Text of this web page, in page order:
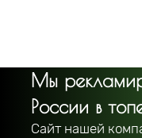
Мы
России в
Сайт нашей